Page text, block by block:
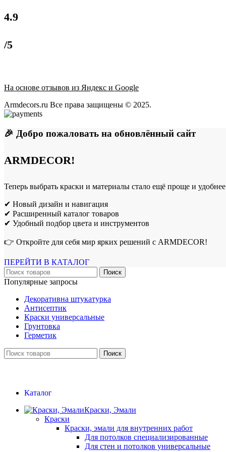
4.9
/5
На основе отзывов из Яндекс и Google
Armdecors.ru Все права защищены © 2025. ​
🎉 Добро пожаловать на обновлённый сайт
ARMDECOR!
Теперь выбрать краски и материалы стало ещё проще и
✔ Новый дизайн и навигация
✔ Расширенный каталог товаров
✔ Удобный подбор цвета и инструментов
👉 Откройте для себя мир ярких решений с ARMDECOR!
ПЕРЕЙТИ В КАТАЛОГ
Поиск
Популярные запросы
Декоративна штукатурка
Антисептик
Краски универсальные
Грунтовка
Герметик
Поиск
Каталог
Краски, Эмали
Краски
Краски, эмали для внутренних работ
Для потолков специализированные
Для стен и потолков универсальные